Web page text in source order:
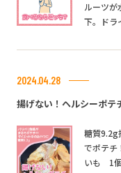
ルーツが
下。ドラ
2024.04.28
揚げない！ヘルシーポテ
糖質9.2g
でポテチ
いも 1